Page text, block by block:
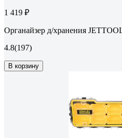
1 419 ₽
Органайзер д/хранения
4.8(197)
В корзину